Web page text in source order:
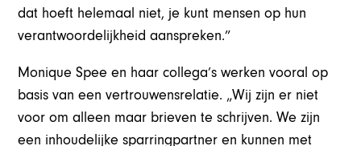
dat hoeft helemaal niet, je kunt mensen op hun
verantwoordelijkheid aanspreken.”
Monique Spee en haar collega’s werken vooral op
basis van een vertrouwensrelatie. „Wij zijn er niet
voor om alleen maar brieven te schrijven. We zijn
een inhoudelijke sparringpartner en kunnen met